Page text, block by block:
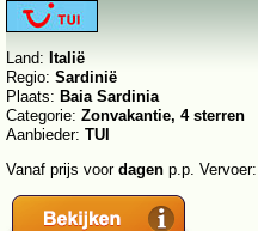
Land: Italië
Regio: Sardinië
Plaats: Baia Sardinia
Categorie: Zonvakantie, 4 sterren
Aanbieder: TUI
Vanaf prijs voor dagen p.p. Vervoer: